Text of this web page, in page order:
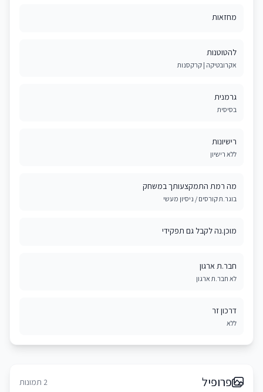
מחזאות
להטוטנות
אקרובטיקה | קרקסנות
גרמנית
בסיסית
רישיונות
ללא רישיון
מה רמת התמקצעותך במשחק
בוגר.ת קורסים / ניסיון מעשי
מוכן.נה לקבל גם תפקידי
חבר.ת ארגון
לא חבר.ת ארגון
דרכון זר
ללא
פרופיל 2 תמונות